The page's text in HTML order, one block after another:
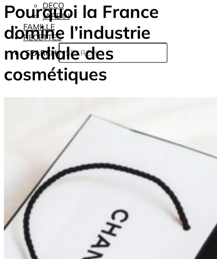
DECO
JARDIN
FAMILLE
RECETTES
SEARCH
Pourquoi la France
domine l’industrie
mondiale des
cosmétiques